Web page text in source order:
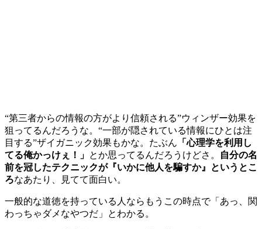
“第三者からの情報の方がより信頼される”ウィンザー効果を
狙ってるんだろうな。“一部が隠されている情報にひとは注
目する”ザイガニック効果もかな。たぶん 「心理学を利用し
てる俺かっけぇ！」 とか思ってるんだろうけどさ。
自分の名
前を冠したテクニックが『いかに他人を騙すか』というとこ
ろなあたり、見てて面白い。
一般的な道徳を持っている人ならもうこの時点で「あっ、関
わっちゃダメなやつだ」とわかる。